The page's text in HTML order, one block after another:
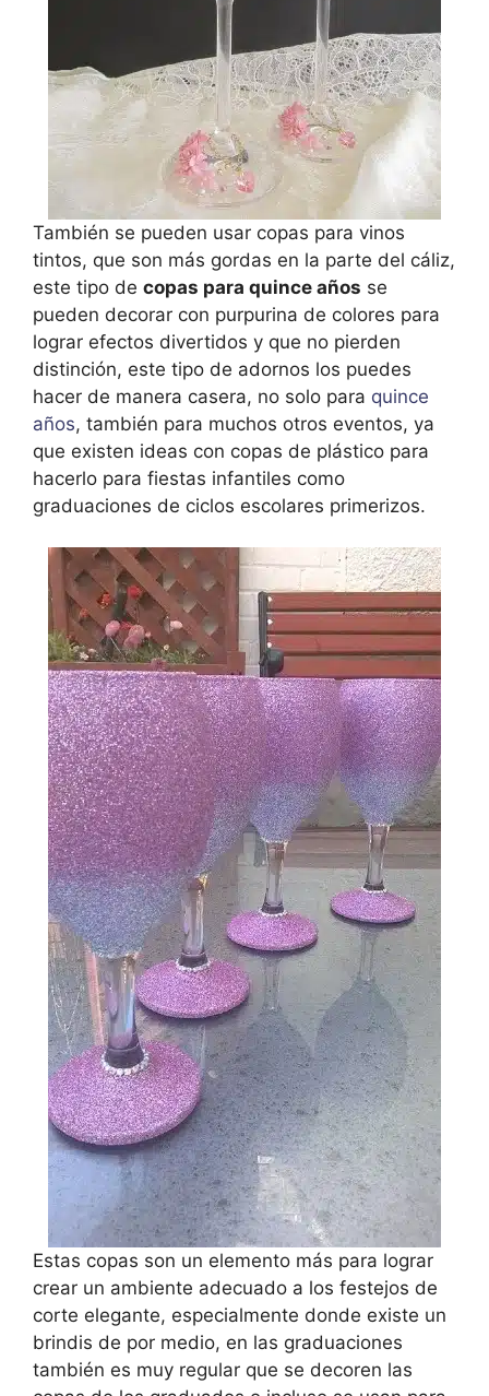
También se pueden usar copas para vinos
tintos, que son más gordas en la parte del cáliz,
este tipo de copas para quince años se
pueden decorar con purpurina de colores para
lograr efectos divertidos y que no pierden
distinción, este tipo de adornos los puedes
hacer de manera casera, no solo para quince
años, también para muchos otros eventos, ya
que existen ideas con copas de plástico para
hacerlo para fiestas infantiles como
graduaciones de ciclos escolares primerizos.
Estas copas son un elemento más para lograr
crear un ambiente adecuado a los festejos de
corte elegante, especialmente donde existe un
brindis de por medio, en las graduaciones
también es muy regular que se decoren las